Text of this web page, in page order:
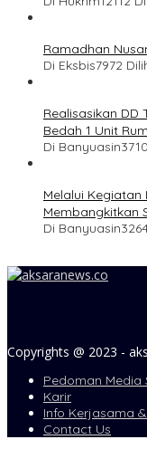
Ramadhan
Di Eksbis7972
Realisasikan DD
Bedah 1 Unit
Di Banyuasin
Melalui Kegiatan
Membangkitkan
Di Banyuasin
Copyrights @ 2023 -
Pedoman Media
Karir
Info Kerjasama
Contact Us